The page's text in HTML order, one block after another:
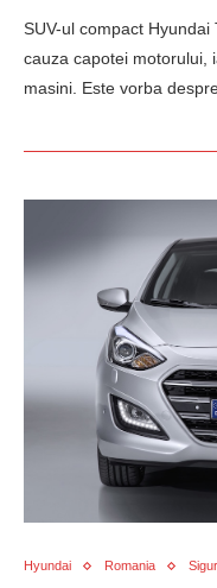
SUV-ul compact
cauza capotei motorului,
masini. Este vorba
Hyundai Romania